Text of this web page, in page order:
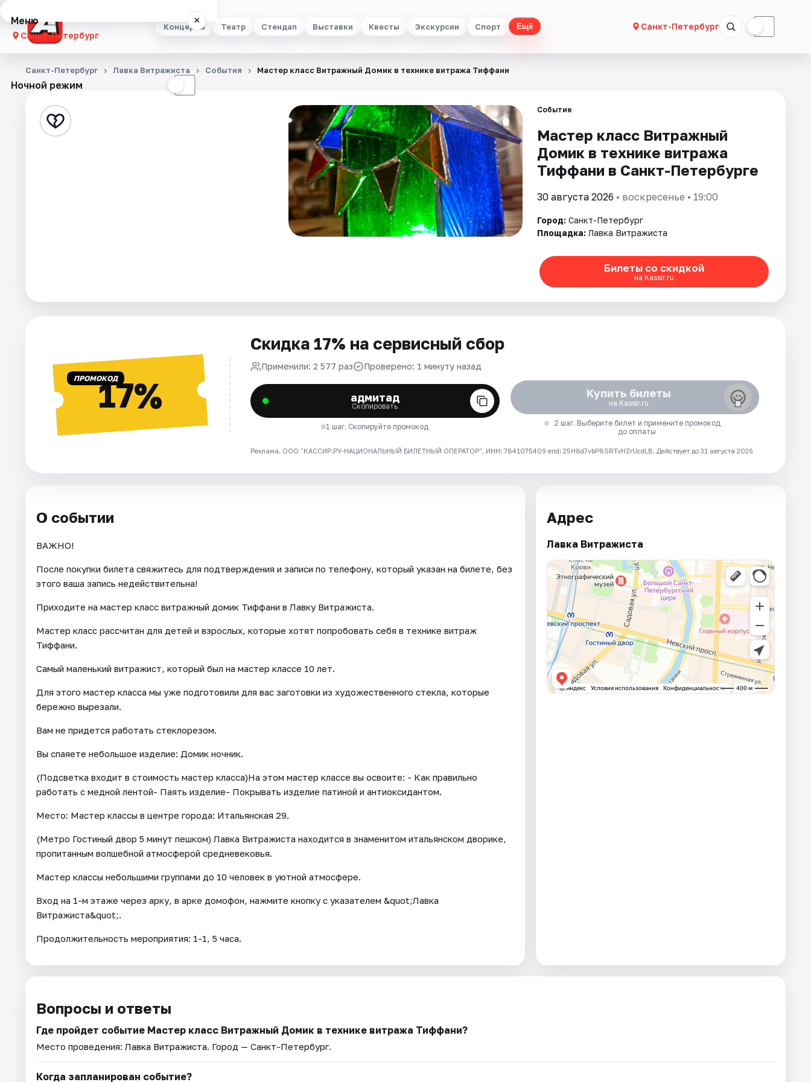
Концерты Театр Стендап Выставки Квесты Экскурсии Спорт Ещё Санкт-Петербург ☾
Меню ×
Санкт-Петербург
Концерты
Стендап
Города
Рейтинги
Ночной режим ☾
Санкт-Петербург Лавка Витражиста События Мастер класс Витражный Домик в технике витража Тиффани
Событие
Мастер класс Витражный
Домик в технике витража
Тиффани в Санкт-Петербурге
30 августа 2026 • воскресенье • 19:00
Город: Санкт-Петербург
Площадка: Лавка Витражиста
Билеты со скидкой
на Kassir.ru
ПРОМОКОД17%
Скидка 17% на сервисный сбор
Применили: 2 577 раз Проверено: 1 минуту назад
адмитад
Скопировать
1 шаг. Скопируйте промокод
Купить билеты
на Kassir.ru
2 шаг. Выберите билет и примените промокод
до оплаты
Реклама. ООО "КАССИР.РУ-НАЦИОНАЛЬНЫЙ БИЛЕТНЫЙ ОПЕРАТОР", ИНН: 7841075409 erid: 25H8d7vbP8SRTvHZrUcdLB. Действует до 31 августа 2026
О событии
ВАЖНО!
После покупки билета свяжитесь для подтверждения и записи по телефону, который указан на билете, без
этого ваша запись недействительна!
Приходите на мастер класс витражный домик Тиффани в Лавку Витражиста.
Мастер класс рассчитан для детей и взрослых, которые хотят попробовать себя в технике витраж
Тиффани.
Самый маленький витражист, который был на мастер классе 10 лет.
Для этого мастер класса мы уже подготовили для вас заготовки из художественного стекла, которые
бережно вырезали.
Вам не придется работать стеклорезом.
Вы спаяете небольшое изделие: Домик ночник.
(Подсветка входит в стоимость мастер класса)На этом мастер классе вы освоите: - Как правильно
работать с медной лентой- Паять изделие- Покрывать изделие патиной и антиоксидантом.
Место: Мастер классы в центре города: Итальянская 29.
(Метро Гостиный двор 5 минут пешком) Лавка Витражиста находится в знаменитом итальянском дворике,
пропитанным волшебной атмосферой средневековья.
Мастер классы небольшими группами до 10 человек в уютной атмосфере.
Вход на 1-м этаже через арку, в арке домофон, нажмите кнопку с указателем &quot;Лавка
Витражиста&quot;.
Продолжительность мероприятия: 1-1, 5 часа.
Адрес
Лавка Витражиста
Вопросы и ответы
Где пройдет событие Мастер класс Витражный Домик в технике витража Тиффани?
Место проведения: Лавка Витражиста. Город — Санкт-Петербург.
Когда запланирован событие?